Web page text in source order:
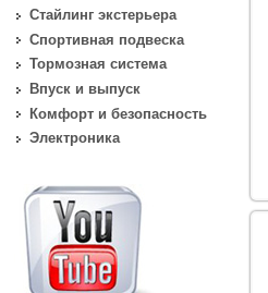
Стайлинг экстерьера
Спортивная подвеска
Тормозная система
Впуск и выпуск
Комфорт и безопасность
Электроника